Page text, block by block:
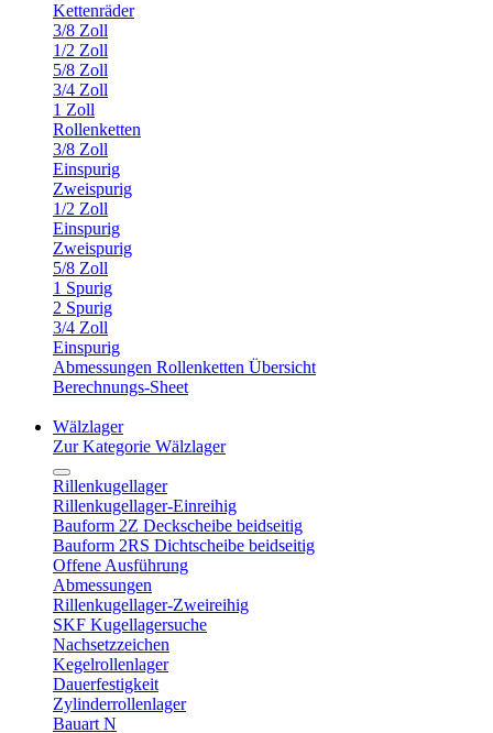
Kettenräder
3/8 Zoll
1/2 Zoll
5/8 Zoll
3/4 Zoll
1 Zoll
Rollenketten
3/8 Zoll
Einspurig
Zweispurig
1/2 Zoll
Einspurig
Zweispurig
5/8 Zoll
1 Spurig
2 Spurig
3/4 Zoll
Einspurig
Abmessungen Rollenketten Übersicht
Berechnungs-Sheet
Wälzlager
Zur Kategorie Wälzlager
Rillenkugellager
Rillenkugellager-Einreihig
Bauform 2Z Deckscheibe beidseitig
Bauform 2RS Dichtscheibe beidseitig
Offene Ausführung
Abmessungen
Rillenkugellager-Zweireihig
SKF Kugellagersuche
Nachsetzzeichen
Kegelrollenlager
Dauerfestigkeit
Zylinderrollenlager
Bauart N